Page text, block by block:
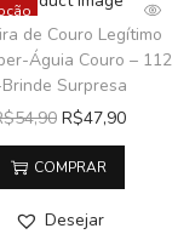
de Couro Legítimo
Águia Couro – 112
Surpresa
54,90 R$47,90
COMPRAR
Desejar